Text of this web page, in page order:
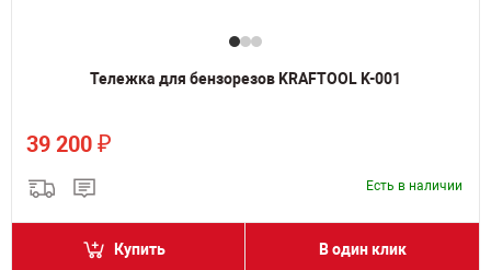
Тележка для бензорезов KRAFTOOL K-001
39 200 ₽
Есть в наличии
Купить В один клик